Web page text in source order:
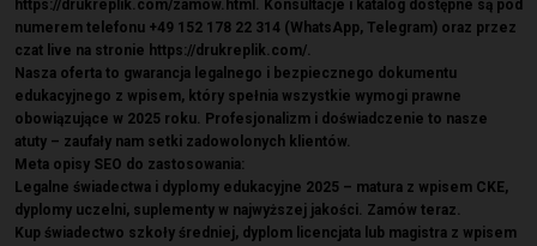
https://drukreplik.com/zamow.html. Konsultacje i katalog dostępne są pod
numerem telefonu +49 152 178 22 314 (WhatsApp, Telegram) oraz przez
czat live na stronie https://drukreplik.com/.
Nasza oferta to gwarancja legalnego i bezpiecznego dokumentu
edukacyjnego z wpisem, który spełnia wszystkie wymogi prawne
obowiązujące w 2025 roku. Profesjonalizm i doświadczenie to nasze
atuty – zaufały nam setki zadowolonych klientów.
Meta opisy SEO do zastosowania:
Legalne świadectwa i dyplomy edukacyjne 2025 – matura z wpisem CKE,
dyplomy uczelni, suplementy w najwyższej jakości. Zamów teraz.
Kup świadectwo szkoły średniej, dyplom licencjata lub magistra z wpisem